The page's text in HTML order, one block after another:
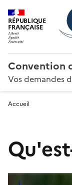
RÉPUBLIQUE
FRANÇAISE
Convention
Vos demandes
Accueil